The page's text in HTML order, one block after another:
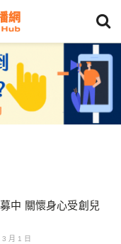
中 關懷身心受創兒
月 1 日